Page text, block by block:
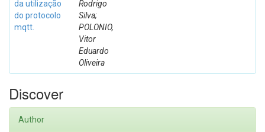
da utilização
do protocolo
mqtt.
Rodrigo
Silva;
POLONIO,
Vitor
Eduardo
Oliveira
Discover
Author